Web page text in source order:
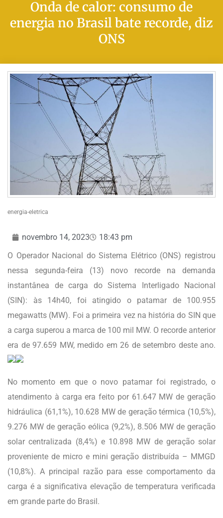
Onda de calor: consumo de
energia no Brasil bate recorde, diz
ONS
energia-eletrica
novembro 14, 2023
18:43 pm
O Operador Nacional do Sistema Elétrico (ONS) registrou
nessa segunda-feira (13) novo recorde na demanda
instantânea de carga do Sistema Interligado Nacional
(SIN): às 14h40, foi atingido o patamar de 100.955
megawatts (MW). Foi a primeira vez na história do SIN que
a carga superou a marca de 100 mil MW. O recorde anterior
era de 97.659 MW, medido em 26 de setembro deste ano.
No momento em que o novo patamar foi registrado, o
atendimento à carga era feito por 61.647 MW de geração
hidráulica (61,1%), 10.628 MW de geração térmica (10,5%),
9.276 MW de geração eólica (9,2%), 8.506 MW de geração
solar centralizada (8,4%) e 10.898 MW de geração solar
proveniente de micro e mini geração distribuída – MMGD
(10,8%). A principal razão para esse comportamento da
carga é a significativa elevação de temperatura verificada
em grande parte do Brasil.